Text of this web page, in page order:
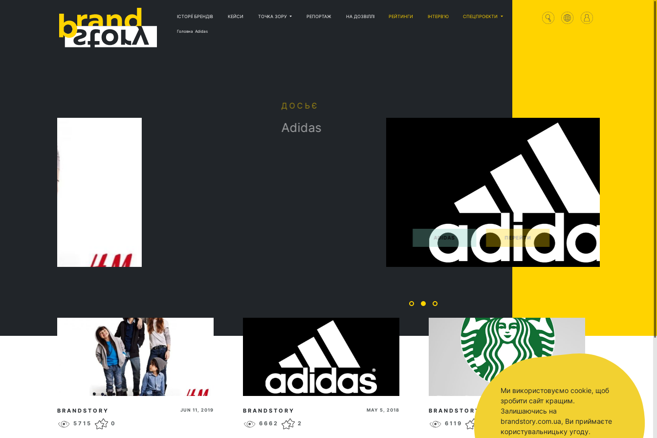
ІСТОРІЇ БРЕНДІВ КЕЙСИ ТОЧКА ЗОРУ РЕПОРТАЖ НА ДОЗВІЛЛІ РЕЙТИНГИ ІНТЕРВ'Ю СПЕЦПРОЄКТИ
Головна Adidas
BRANDSTORY JUN 11, 2019
5715 0
BRANDSTORY MAY 5, 2018
6662 2
BRANDSTORY FEB 21, 2017
6119
Ми використовуємо cookie, щоб
зробити сайт кращим.
Залишаючись на
brandstory.com.ua, Ви приймаєте
користувальницьку угоду.